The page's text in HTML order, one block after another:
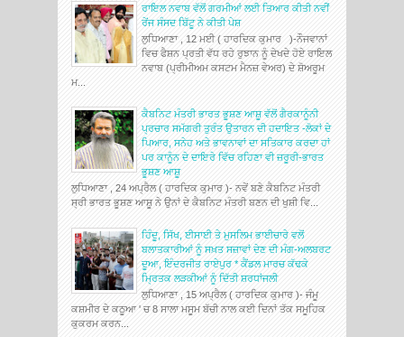
ਰਾਇਲ ਨਵਾਬ ਵੱਲੋਂ ਗਰਮੀਆਂ ਲਈ ਤਿਆਰ ਕੀਤੀ ਨਵੀਂ
ਰੇਂਜ ਸੰਸਦ ਬਿੱਟੂ ਨੇ ਕੀਤੀ ਪੇਸ਼
ਲੁਧਿਆਣਾ , 12 ਮਈ ( ਹਾਰਦਿਕ ਕੁਮਾਰ )-ਨੌਜਵਾਨਾਂ
ਵਿਚ ਫੈਸ਼ਨ ਪ੍ਰਤੀ ਵੱਧ ਰਹੇ ਰੁਝਾਨ ਨੂੰ ਦੇਖਦੇ ਹੋਏ ਰਾਇਲ
ਨਵਾਬ (ਪ੍ਰੀਮੀਅਮ ਕਸਟਮ ਮੈਨਜ਼ ਵੇਅਰ) ਦੇ ਸ਼ੋਅਰੂਮ
ਮ...
ਕੈਬਨਿਟ ਮੰਤਰੀ ਭਾਰਤ ਭੂਸ਼ਣ ਆਸ਼ੂ ਵੱਲੋਂ ਗੈਰਕਾਨੂੰਨੀ
ਪ੍ਰਚਾਰ ਸਮੱਗਰੀ ਤੁਰੰਤ ਉਤਾਰਨ ਦੀ ਹਦਾਇਤ -ਲੋਕਾਂ ਦੇ
ਪਿਆਰ, ਸਨੇਹ ਅਤੇ ਭਾਵਨਾਵਾਂ ਦਾ ਸਤਿਕਾਰ ਕਰਦਾ ਹਾਂ
ਪਰ ਕਾਨੂੰਨ ਦੇ ਦਾਇਰੇ ਵਿੱਚ ਰਹਿਣਾ ਵੀ ਜ਼ਰੂਰੀ-ਭਾਰਤ
ਭੂਸ਼ਣ ਆਸ਼ੂ
ਲੁਧਿਆਣਾ , 24 ਅਪ੍ਰੈਲ ( ਹਾਰਦਿਕ ਕੁਮਾਰ )- ਨਵੇਂ ਬਣੇ ਕੈਬਨਿਟ ਮੰਤਰੀ
ਸ੍ਰੀ ਭਾਰਤ ਭੂਸ਼ਣ ਆਸ਼ੂ ਨੇ ਉਨਾਂ ਦੇ ਕੈਬਨਿਟ ਮੰਤਰੀ ਬਣਨ ਦੀ ਖੁਸ਼ੀ ਵਿ...
ਹਿੰਦੂ, ਸਿੱਖ, ਈਸਾਈ ਤੇ ਮੁਸਲਿਮ ਭਾਈਚਾਰੇ ਵਲੋਂ
ਬਲਾਤਕਾਰੀਆਂ ਨੂੰ ਸਖ਼ਤ ਸਜ਼ਾਵਾਂ ਦੇਣ ਦੀ ਮੰਗ-ਅਲਬਰਟ
ਦੂਆ, ਇੰਦਰਜੀਤ ਰਾਏਪੁਰ * ਕੈਂਡਲ ਮਾਰਚ ਕੱਢਕੇ
ਮ੍ਰਿਤਕ ਲੜਕੀਆਂ ਨੂੰ ਦਿੱਤੀ ਸ਼ਰਧਾਂਜਲੀ
ਲੁਧਿਆਣਾ , 15 ਅਪ੍ਰੈਲ ( ਹਾਰਦਿਕ ਕੁਮਾਰ )- ਜੰਮੂ
ਕਸ਼ਮੀਰ ਦੇ ਕਠੂਆ ' ਚ 8 ਸਾਲਾ ਮਸੂਮ ਬੱਚੀ ਨਾਲ ਕਈ ਦਿਨਾਂ ਤੱਕ ਸਮੂਹਿਕ
ਕੁਕਰਮ ਕਰਨ...